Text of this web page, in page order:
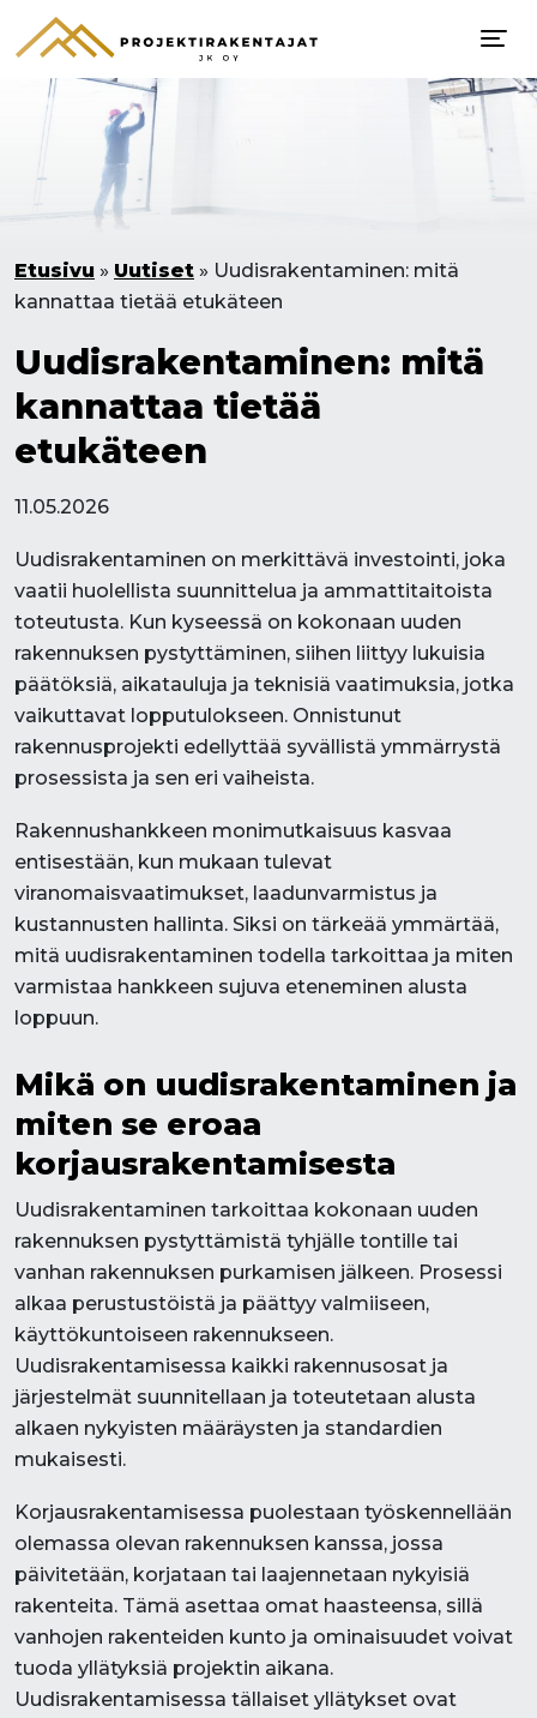
Etusivu » Uutiset » Uudisrakentaminen: mitä
kannattaa tietää etukäteen
Uudisrakentaminen: mitä
kannattaa tietää
etukäteen
11.05.2026
Uudisrakentaminen on merkittävä investointi, joka
vaatii huolellista suunnittelua ja ammattitaitoista
toteutusta. Kun kyseessä on kokonaan uuden
rakennuksen pystyttäminen, siihen liittyy lukuisia
päätöksiä, aikatauluja ja teknisiä vaatimuksia, jotka
vaikuttavat lopputulokseen. Onnistunut
rakennusprojekti edellyttää syvällistä ymmärrystä
prosessista ja sen eri vaiheista.
Rakennushankkeen monimutkaisuus kasvaa
entisestään, kun mukaan tulevat
viranomaisvaatimukset, laadunvarmistus ja
kustannusten hallinta. Siksi on tärkeää ymmärtää,
mitä uudisrakentaminen todella tarkoittaa ja miten
varmistaa hankkeen sujuva eteneminen alusta
loppuun.
Mikä on uudisrakentaminen ja
miten se eroaa
korjausrakentamisesta
Uudisrakentaminen tarkoittaa kokonaan uuden
rakennuksen pystyttämistä tyhjälle tontille tai
vanhan rakennuksen purkamisen jälkeen. Prosessi
alkaa perustustöistä ja päättyy valmiiseen,
käyttökuntoiseen rakennukseen.
Uudisrakentamisessa kaikki rakennusosat ja
järjestelmät suunnitellaan ja toteutetaan alusta
alkaen nykyisten määräysten ja standardien
mukaisesti.
Korjausrakentamisessa puolestaan työskennellään
olemassa olevan rakennuksen kanssa, jossa
päivitetään, korjataan tai laajennetaan nykyisiä
rakenteita. Tämä asettaa omat haasteensa, sillä
vanhojen rakenteiden kunto ja ominaisuudet voivat
tuoda yllätyksiä projektin aikana.
Uudisrakentamisessa tällaiset yllätykset ovat